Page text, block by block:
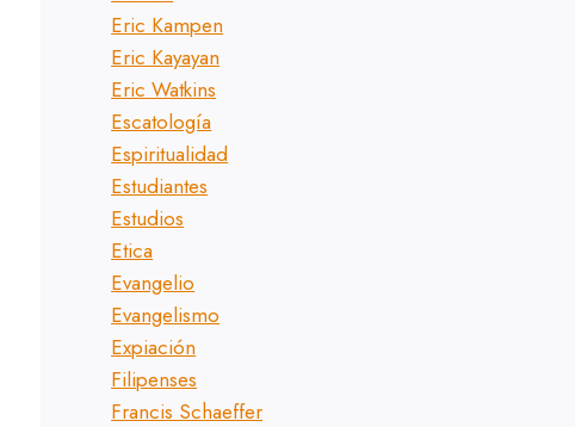
Eric Kampen
Eric Kayayan
Eric Watkins
Escatología
Espiritualidad
Estudiantes
Estudios
Etica
Evangelio
Evangelismo
Expiación
Filipenses
Francis Schaeffer